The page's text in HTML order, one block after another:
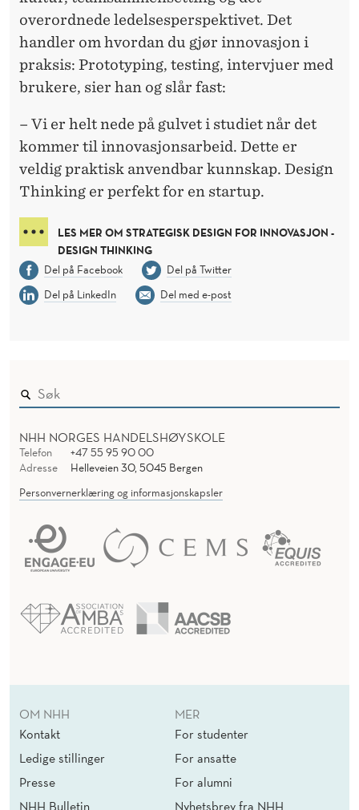
overordnede ledelsesperspektivet. Det
handler om hvordan du gjør innovasjon i
praksis: Prototyping, testing, intervjuer med
brukere, sier han og slår fast:
– Vi er helt nede på gulvet i studiet når det
kommer til innovasjonsarbeid. Dette er
veldig praktisk anvendbar kunnskap. Design
Thinking er perfekt for en startup.
LES MER OM STRATEGISK DESIGN FOR INNOVASJON -
DESIGN THINKING
Del på Facebook
Del på Twitter
Del på LinkedIn
Del med e-post
NHH NORGES HANDELSHØYSKOLE
Telefon
+47 55 95 90 00
Adresse
Helleveien 30, 5045 Bergen
Personvernerklæring og informasjonskapsler
OM NHH
Kontakt
Ledige stillinger
Presse
NHH Bulletin
MER
For studenter
For ansatte
For alumni
Nyhetsbrev fra NHH